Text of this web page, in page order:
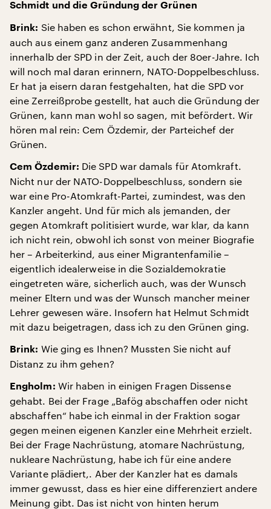
Schmidt und die Gründung der Grünen
Brink: Sie haben es schon erwähnt, Sie kommen ja
auch aus einem ganz anderen Zusammenhang
innerhalb der SPD in der Zeit, auch der 80er-Jahre. Ich
will noch mal daran erinnern, NATO-Doppelbeschluss.
Er hat ja eisern daran festgehalten, hat die SPD vor
eine Zerreißprobe gestellt, hat auch die Gründung der
Grünen, kann man wohl so sagen, mit befördert. Wir
hören mal rein: Cem Özdemir, der Parteichef der
Grünen.
Cem Özdemir: Die SPD war damals für Atomkraft.
Nicht nur der NATO-Doppelbeschluss, sondern sie
war eine Pro-Atomkraft-Partei, zumindest, was den
Kanzler angeht. Und für mich als jemanden, der
gegen Atomkraft politisiert wurde, war klar, da kann
ich nicht rein, obwohl ich sonst von meiner Biografie
her – Arbeiterkind, aus einer Migrantenfamilie –
eigentlich idealerweise in die Sozialdemokratie
eingetreten wäre, sicherlich auch, was der Wunsch
meiner Eltern und was der Wunsch mancher meiner
Lehrer gewesen wäre. Insofern hat Helmut Schmidt
mit dazu beigetragen, dass ich zu den Grünen ging.
Brink: Wie ging es Ihnen? Mussten Sie nicht auf
Distanz zu ihm gehen?
Engholm: Wir haben in einigen Fragen Dissense
gehabt. Bei der Frage „Bafög abschaffen oder nicht
abschaffen“ habe ich einmal in der Fraktion sogar
gegen meinen eigenen Kanzler eine Mehrheit erzielt.
Bei der Frage Nachrüstung, atomare Nachrüstung,
nukleare Nachrüstung, habe ich für eine andere
Variante plädiert,. Aber der Kanzler hat es damals
immer gewusst, dass es hier eine differenziert andere
Meinung gibt. Das ist nicht von hinten herum